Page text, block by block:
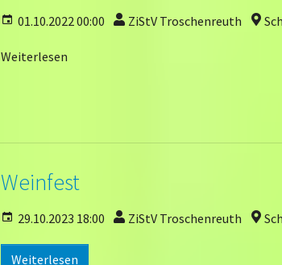
01.10.2022 00:00 ZiStV Troschenreuth
Weiterlesen
Weinfest
29.10.2023 18:00 ZiStV Troschenreuth
Weiterlesen